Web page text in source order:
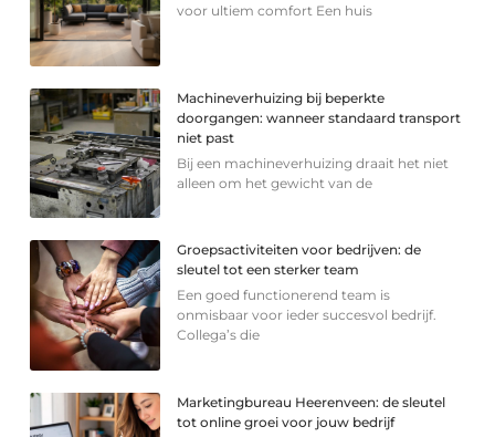
voor ultiem comfort Een huis
Machineverhuizing bij beperkte
doorgangen: wanneer standaard transport
niet past
Bij een machineverhuizing draait het niet
alleen om het gewicht van de
Groepsactiviteiten voor bedrijven: de
sleutel tot een sterker team
Een goed functionerend team is
onmisbaar voor ieder succesvol bedrijf.
Collega’s die
Marketingbureau Heerenveen: de sleutel
tot online groei voor jouw bedrijf